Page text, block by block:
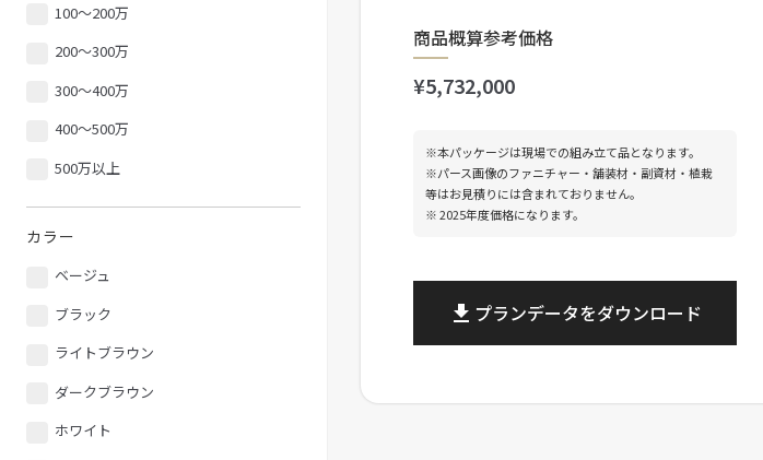
100〜200万
200〜300万
300〜400万
400〜500万
500万以上
カラー
ベージュ
ブラック
ライトブラウン
ダークブラウン
ホワイト
商品概算参考価格
¥5,732,000
※本パッケージは現場での組み立て品となります。
※パース画像のファニチャー・舗装材・副資材・植栽
等はお見積りには含まれておりません。
※ 2025年度価格になります。
file_download プランデータをダウンロード